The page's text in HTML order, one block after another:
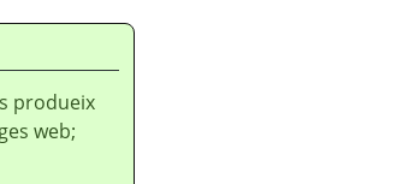
produeix
web;